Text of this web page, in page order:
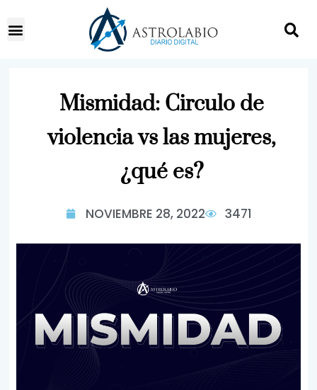
Mismidad: Circulo de
violencia vs las mujeres,
¿qué es?
NOVIEMBRE 28, 2022 3471